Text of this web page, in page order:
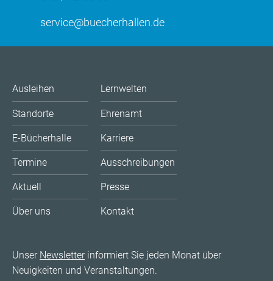
service@buecherhallen.de
Ausleihen
Standorte
E-Bücherhalle
Termine
Aktuell
Über uns
Lernwelten
Ehrenamt
Karriere
Ausschreibungen
Presse
Kontakt
Unser Newsletterinformiert Sie jeden Monat über
Neuigkeiten und Veranstaltungen.